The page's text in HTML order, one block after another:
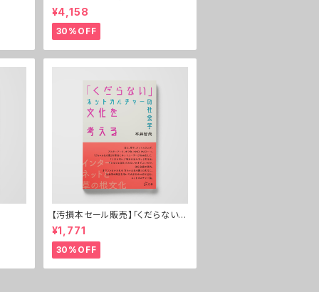
クロード──西域物の誕生と展開
¥4,158
30%OFF
【汚損本セール販売】「くだらない」
文化を考える
¥1,771
30%OFF